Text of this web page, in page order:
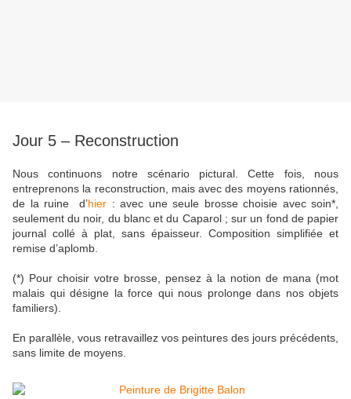
Jour 5 – Reconstruction
Nous continuons notre scénario pictural. Cette fois, nous
entreprenons la reconstruction, mais avec des moyens rationnés,
de la ruine d’hier : avec une seule brosse choisie avec soin*,
seulement du noir, du blanc et du Caparol ; sur un fond de papier
journal collé à plat, sans épaisseur. Composition simplifiée et
remise d’aplomb.
(*) Pour choisir votre brosse, pensez à la notion de mana (mot
malais qui désigne la force qui nous prolonge dans nos objets
familiers).
En parallèle, vous retravaillez vos peintures des jours précédents,
sans limite de moyens.